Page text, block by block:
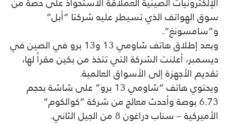
سوق الهواتف الذي تسيطر عليه شركتا “أبل”
و”سامسونغ”.
وبعد إطلاق هاتف شاومي 13 و13 برو في الصين في
ديسمبر، أعلنت الشركة التي تتخذ من بكين مقراً لها،
تقديم الأجهزة إلى الأسواق العالمية.
ويحتوي هاتف “شاومي 13 برو” على شاشة بحجم
6.73 بوصة وأحدث معالج من شركة “كوالكوم”
الأميركية – سناب دراغون 8 من الجيل الثاني.